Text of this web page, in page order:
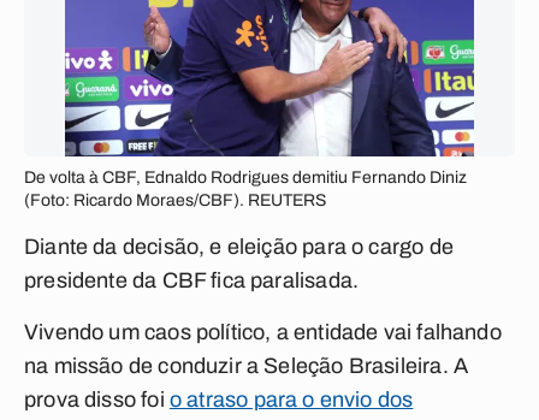
De volta à CBF, Ednaldo Rodrigues demitiu Fernando Diniz
(Foto: Ricardo Moraes/CBF). REUTERS
Diante da decisão, e eleição para o cargo de
presidente da CBF fica paralisada.
Vivendo um caos político, a entidade vai falhando
na missão de conduzir a Seleção Brasileira. A
prova disso foi o atraso para o envio dos